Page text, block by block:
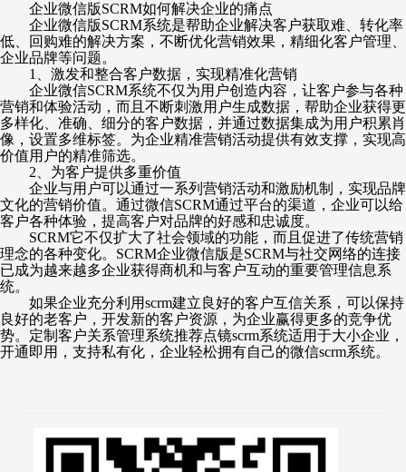
企业微信版SCRM如何解决企业的痛点
企业微信版SCRM系统是帮助企业解决客户获取难、转化率
低、回购难的解决方案，不断优化营销效果，精细化客户管理、
企业品牌等问题。
1、激发和整合客户数据，实现精准化营销
企业微信SCRM系统不仅为用户创造内容，让客户参与各种
营销和体验活动，而且不断刺激用户生成数据，帮助企业获得更
多样化、准确、细分的客户数据，并通过数据集成为用户积累肖
像，设置多维标签。为企业精准营销活动提供有效支撑，实现高
价值用户的精准筛选。
2、为客户提供多重价值
企业与用户可以通过一系列营销活动和激励机制，实现品牌
文化的营销价值。通过微信SCRM通过平台的渠道，企业可以给
客户各种体验，提高客户对品牌的好感和忠诚度。
SCRM它不仅扩大了社会领域的功能，而且促进了传统营销
理念的各种变化。SCRM企业微信版是SCRM与社交网络的连接
已成为越来越多企业获得商机和与客户互动的重要管理信息系
统。
如果企业充分利用scrm建立良好的客户互信关系，可以保持
良好的老客户，开发新的客户资源，为企业赢得更多的竞争优
势。定制客户关系管理系统推荐点镜scrm系统适用于大小企业，
开通即用，支持私有化，企业轻松拥有自己的微信scrm系统。